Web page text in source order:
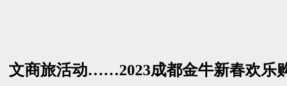
文商旅活动……2023成都金牛新春欢乐